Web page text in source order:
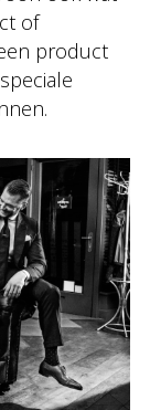
of
product